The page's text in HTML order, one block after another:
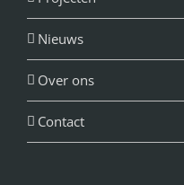
Nieuws
Over ons
Contact